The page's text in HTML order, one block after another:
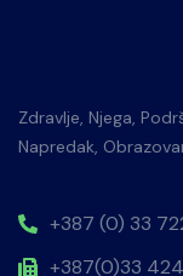
Zdravlje, Njega,
Napredak,
+387 (0) 33
+387(0)33